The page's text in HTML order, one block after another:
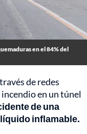
en el 84% del
de redes
en un túnel
de una
inflamable.